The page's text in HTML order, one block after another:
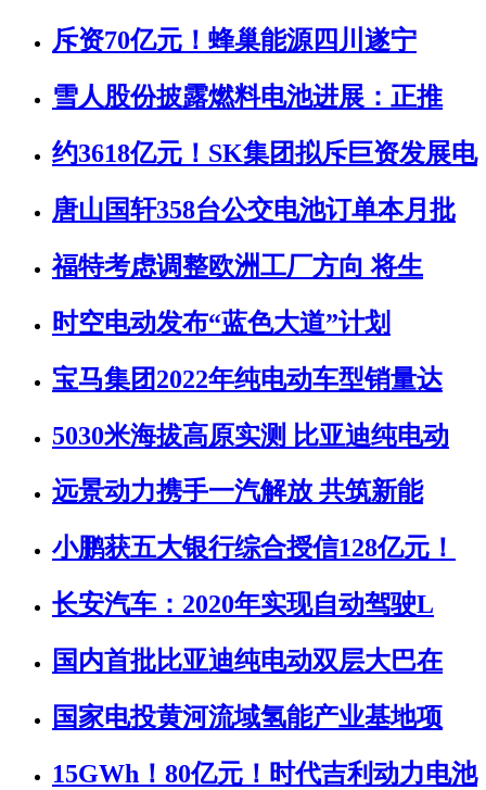
斥资70亿元！蜂巢能源四川遂宁
雪人股份披露燃料电池进展：正推
约3618亿元！SK集团拟斥巨资发展电
唐山国轩358台公交电池订单本月批
福特考虑调整欧洲工厂方向 将生
时空电动发布“蓝色大道”计划
宝马集团2022年纯电动车型销量达
5030米海拔高原实测 比亚迪纯电动
远景动力携手一汽解放 共筑新能
小鹏获五大银行综合授信128亿元！
长安汽车：2020年实现自动驾驶L
国内首批比亚迪纯电动双层大巴在
国家电投黄河流域氢能产业基地项
15GWh！80亿元！时代吉利动力电池